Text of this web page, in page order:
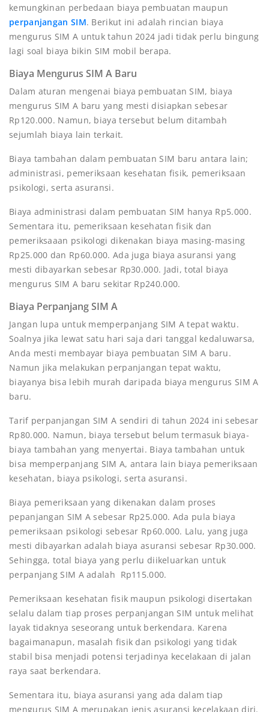
kemungkinan perbedaan biaya pembuatan maupun
perpanjangan SIM. Berikut ini adalah rincian biaya
mengurus SIM A untuk tahun 2024 jadi tidak perlu bingung
lagi soal biaya bikin SIM mobil berapa.
Biaya Mengurus SIM A Baru
Dalam aturan mengenai biaya pembuatan SIM, biaya
mengurus SIM A baru yang mesti disiapkan sebesar
Rp120.000. Namun, biaya tersebut belum ditambah
sejumlah biaya lain terkait.
Biaya tambahan dalam pembuatan SIM baru antara lain;
administrasi, pemeriksaan kesehatan fisik, pemeriksaan
psikologi, serta asuransi.
Biaya administrasi dalam pembuatan SIM hanya Rp5.000.
Sementara itu, pemeriksaan kesehatan fisik dan
pemeriksaaan psikologi dikenakan biaya masing-masing
Rp25.000 dan Rp60.000. Ada juga biaya asuransi yang
mesti dibayarkan sebesar Rp30.000. Jadi, total biaya
mengurus SIM A baru sekitar Rp240.000.
Biaya Perpanjang SIM A
Jangan lupa untuk memperpanjang SIM A tepat waktu.
Soalnya jika lewat satu hari saja dari tanggal kedaluwarsa,
Anda mesti membayar biaya pembuatan SIM A baru.
Namun jika melakukan perpanjangan tepat waktu,
biayanya bisa lebih murah daripada biaya mengurus SIM A
baru.
Tarif perpanjangan SIM A sendiri di tahun 2024 ini sebesar
Rp80.000. Namun, biaya tersebut belum termasuk biaya-
biaya tambahan yang menyertai. Biaya tambahan untuk
bisa memperpanjang SIM A, antara lain biaya pemeriksaan
kesehatan, biaya psikologi, serta asuransi.
Biaya pemeriksaan yang dikenakan dalam proses
pepanjangan SIM A sebesar Rp25.000. Ada pula biaya
pemeriksaan psikologi sebesar Rp60.000. Lalu, yang juga
mesti dibayarkan adalah biaya asuransi sebesar Rp30.000.
Sehingga, total biaya yang perlu diikeluarkan untuk
perpanjang SIM A adalah Rp115.000.
Pemeriksaan kesehatan fisik maupun psikologi disertakan
selalu dalam tiap proses perpanjangan SIM untuk melihat
layak tidaknya seseorang untuk berkendara. Karena
bagaimanapun, masalah fisik dan psikologi yang tidak
stabil bisa menjadi potensi terjadinya kecelakaan di jalan
raya saat berkendara.
Sementara itu, biaya asuransi yang ada dalam tiap
mengurus SIM A merupakan jenis asuransi kecelakaan diri.